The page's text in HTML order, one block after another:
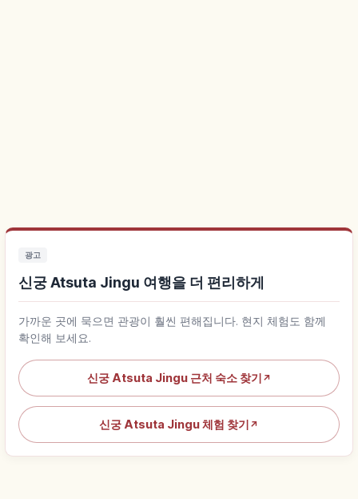
광고
신궁 Atsuta Jingu 여행을 더 편리하게
가까운 곳에 묵으면 관광이 훨씬 편해집니다. 현지 체험도 함께
확인해 보세요.
신궁 Atsuta Jingu 근처 숙소 찾기 ↗
신궁 Atsuta Jingu 체험 찾기 ↗